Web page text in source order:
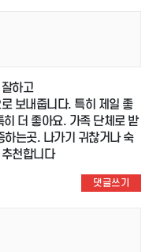
하고
보내줍니다. 특히 제일 좋
더 좋아요. 가족 단체로 받
는곳. 나가기 귀찮거나 숙
천합니다
댓글쓰기